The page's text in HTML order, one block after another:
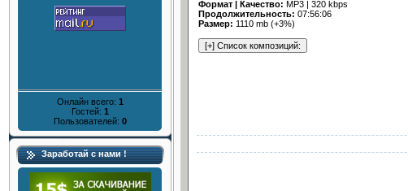
Онлайн всего: 1
Гостей: 1
Пользователей: 0
Заработай с нами !
Формат | Качество: MP3 | 320 kbps
Продолжительность: 07:56:06
Размер: 1110 mb (+3%)